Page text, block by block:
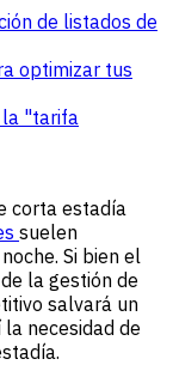
de listados de
optimizar tus
la "tarifa
corta estadía
suelen
Si bien el
la gestión de
salvará un
necesidad de